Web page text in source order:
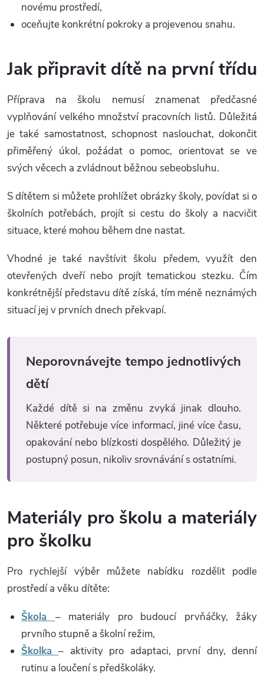
novému prostředí,
oceňujte konkrétní pokroky a projevenou snahu.
Jak připravit dítě na první třídu
Příprava na školu nemusí znamenat předčasné
vyplňování velkého množství pracovních listů. Důležitá
je také samostatnost, schopnost naslouchat, dokončit
přiměřený úkol, požádat o pomoc, orientovat se ve
svých věcech a zvládnout běžnou sebeobsluhu.
S dítětem si můžete prohlížet obrázky školy, povídat si o
školních potřebách, projít si cestu do školy a nacvičit
situace, které mohou během dne nastat.
Vhodné je také navštívit školu předem, využít den
otevřených dveří nebo projít tematickou stezku. Čím
konkrétnější představu dítě získá, tím méně neznámých
situací jej v prvních dnech překvapí.
Neporovnávejte tempo jednotlivých
dětí
Každé dítě si na změnu zvyká jinak dlouho.
Některé potřebuje více informací, jiné více času,
opakování nebo blízkosti dospělého. Důležitý je
postupný posun, nikoliv srovnávání s ostatními.
Materiály pro školu a materiály
pro školku
Pro rychlejší výběr můžete nabídku rozdělit podle
prostředí a věku dítěte:
Škola – materiály pro budoucí prvňáčky, žáky
prvního stupně a školní režim,
Školka– aktivity pro adaptaci, první dny, denní
rutinu a loučení s předškoláky.